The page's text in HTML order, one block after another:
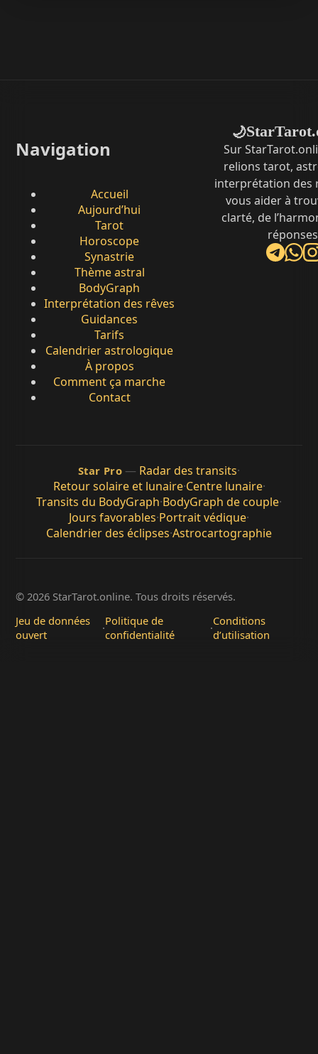
Navigation
Accueil
Aujourd’hui
Tarot
Horoscope
Synastrie
Thème astral
BodyGraph
Interprétation des rêves
Guidances
Tarifs
Calendrier astrologique
À propos
Comment ça marche
Contact
🌙
Sur
relions tarot,
interprétation des
vous aider à
clarté, de
Star Pro — Radar des transits·
Retour solaire et lunaire·Centre lunaire·
Transits du BodyGraph·BodyGraph de couple·
Jours favorables·Portrait védique·
Calendrier des éclipses·Astrocartographie
© 2026 StarTarot.online. Tous droits réservés.
Jeu de données
ouvert
·Politique de
confidentialité
·Conditions
d’utilisation